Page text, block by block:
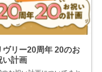
ヴリー20周年 20のお
い計画